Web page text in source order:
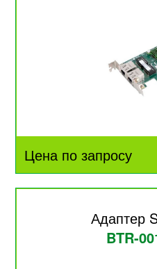
Цена по запросу
Адаптер
BTR-